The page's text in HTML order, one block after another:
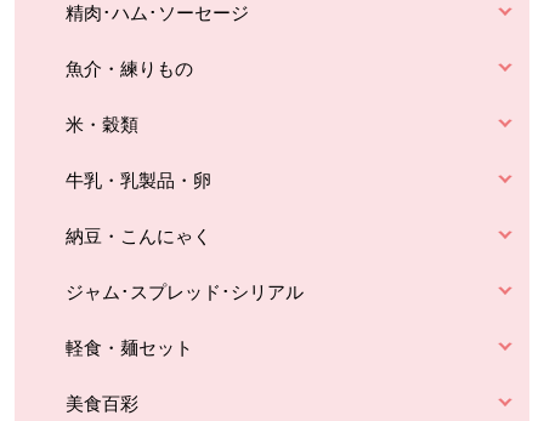
精肉･ハム･ソーセージ
魚介・練りもの
米・穀類
牛乳・乳製品・卵
納豆・こんにゃく
ジャム･スプレッド･シリアル
軽食・麺セット
美食百彩